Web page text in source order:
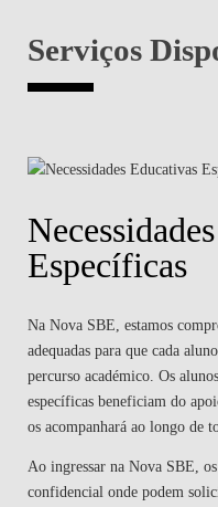
Serviços
Específicas
Na Nova SBE, estamos
adequadas para que cada
percurso académico. Os
específicas beneficiam do
os acompanhará ao longo de
Ao ingressar na Nova SBE,
confidencial onde podem